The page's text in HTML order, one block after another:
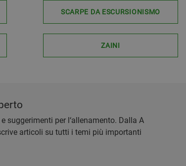
SCARPE DA ESCURSIONISMO
ZAINI
suggerimenti per l‘allenamento. Dalla A
articoli su tutti i temi più importanti